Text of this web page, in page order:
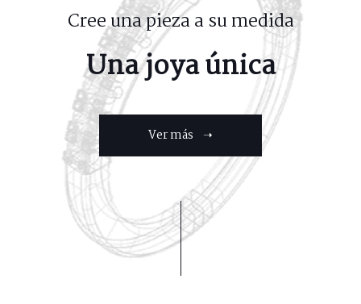
Cree una pieza a su medida
Una joya única
Ver más ➝